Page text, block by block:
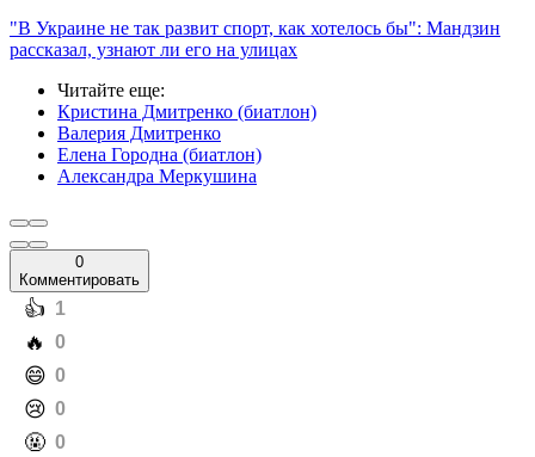
"В Украине не так развит спорт, как хотелось бы": Мандзин
рассказал, узнают ли его на улицах
Читайте еще:
Кристина Дмитренко (биатлон)
Валерия Дмитренко
Елена Городна (биатлон)
Александра Меркушина
0
Комментировать
️👍 1
️🔥 0
️😄 0
️😢 0
️🤬 0